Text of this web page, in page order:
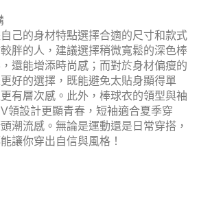
己的身材特點選擇合適的尺寸和款式
胖的人，建議選擇稍微寬鬆的深色棒
還能增添時尚感；而對於身材偏瘦的
好的選擇，既能避免太貼身顯得單
有層次感。此外，棒球衣的領型與袖
領設計更顯青春，短袖適合夏季穿
潮流感。無論是運動還是日常穿搭，
讓你穿出自信與風格！